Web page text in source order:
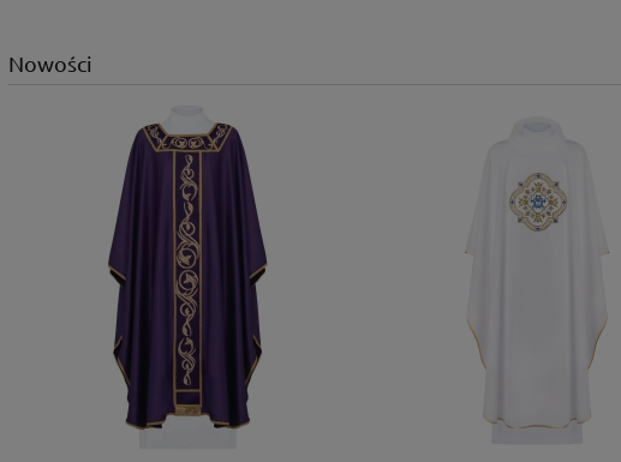
Nowości